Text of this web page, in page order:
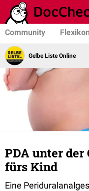
Community Flexikon
Gelbe Liste Online
PDA unter der
fürs Kind
Eine